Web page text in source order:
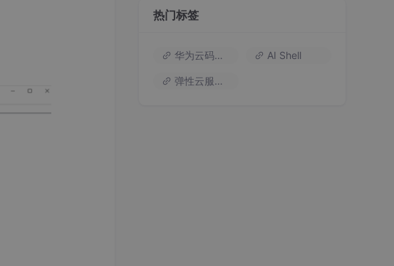
热门标签
华为云码道（Codearts） AI Shell
弹性云服务器